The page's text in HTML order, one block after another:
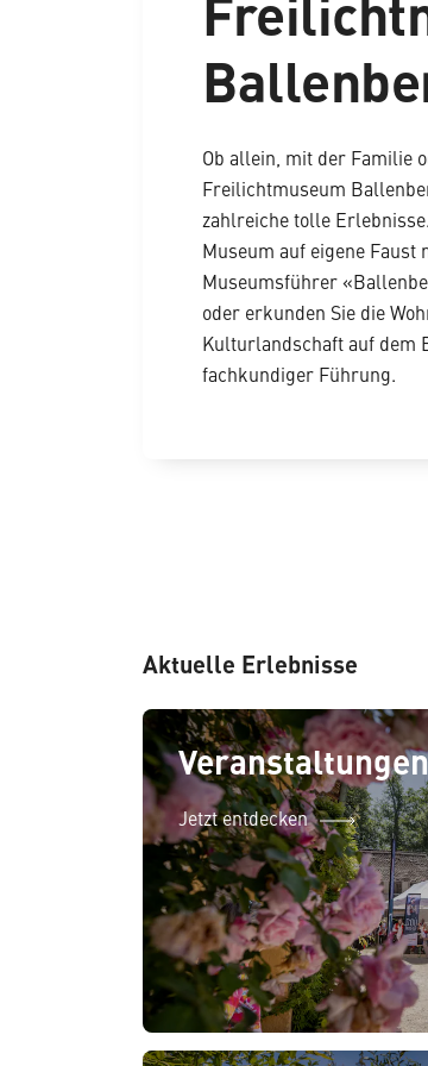
Ob allein, mit der Familie
Freilichtmuseum
zahlreiche tolle
Museum auf eigene Faust
Museumsführer
oder erkunden Sie die
Kulturlandschaft auf dem
fachkundiger Führung.
Aktuelle Erlebnisse
Jetzt entdecken